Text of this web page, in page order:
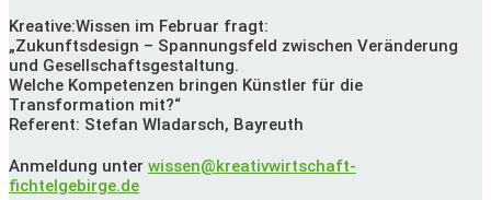
Kreative:Wissen im Februar fragt:
„Zukunftsdesign – Spannungsfeld zwischen Veränderung
und Gesellschaftsgestaltung.
Welche Kompetenzen bringen Künstler für die
Transformation mit?“
Referent: Stefan Wladarsch, Bayreuth
Anmeldung unter wissen@kreativwirtschaft-
fichtelgebirge.de